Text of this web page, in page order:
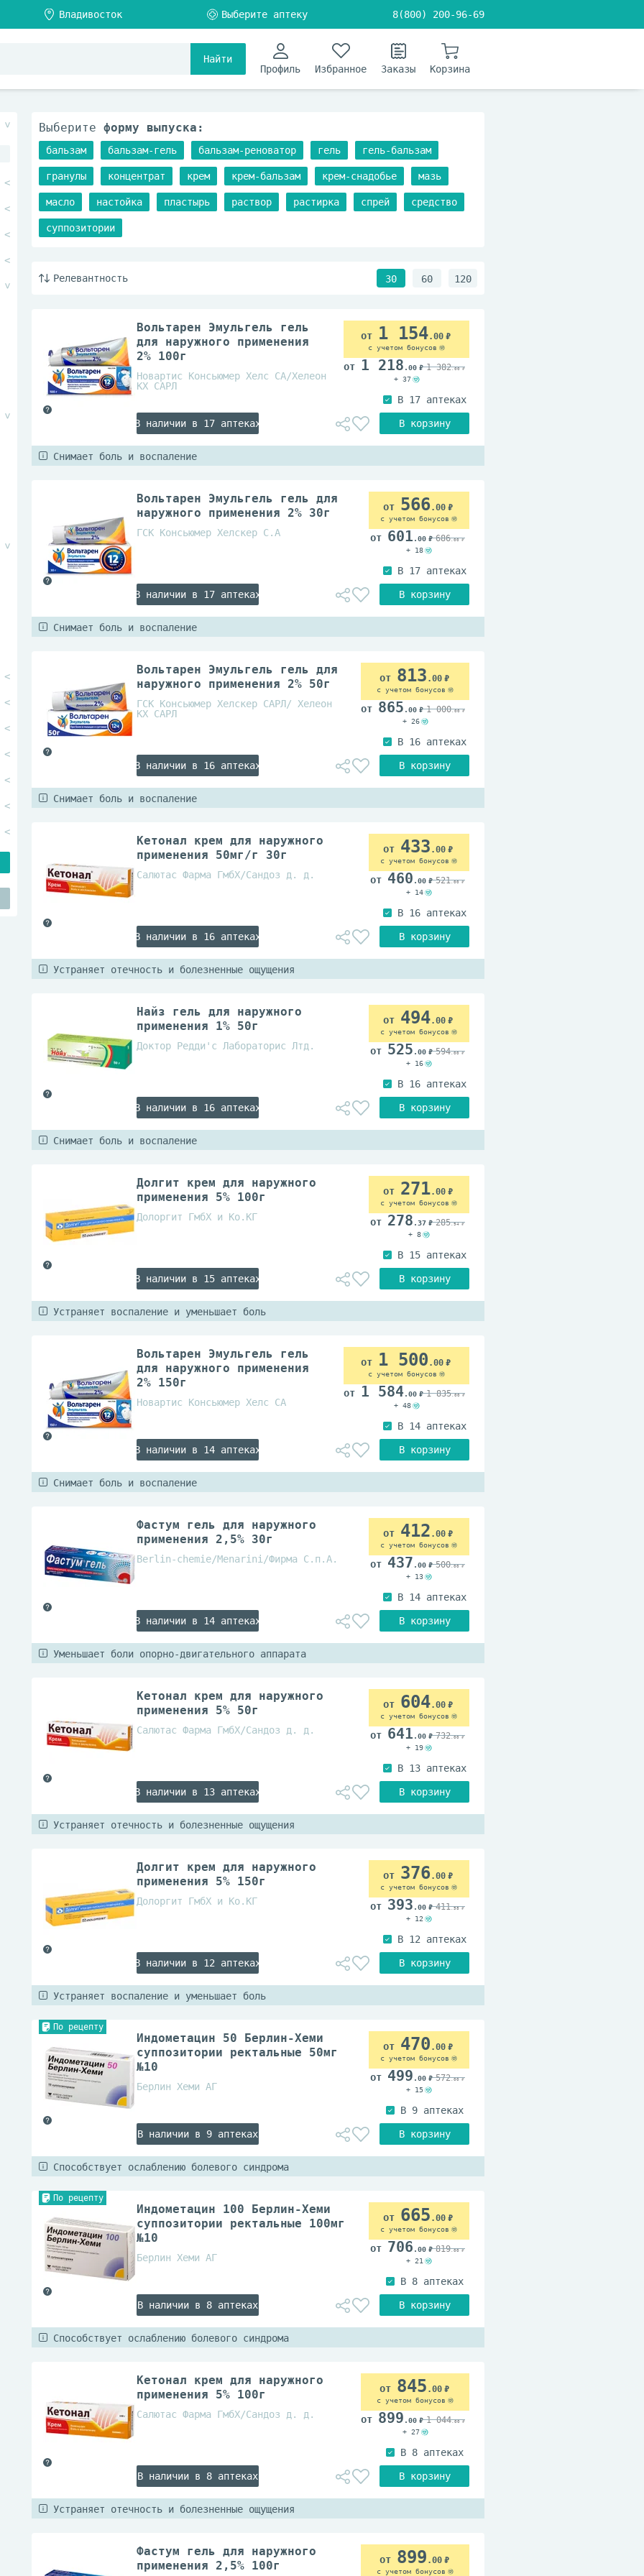
8(800) 200-96-69
Найти
Профиль
Избранное Заказы Корзина
Выберите форму выпуска:
бальзам бальзам-гель бальзам-реноватор гель гель-бальзам
гранулы концентрат крем крем-бальзам крем-снадобье мазь
масло настойка пластырь раствор растирка спрей средство
суппозитории
Релевантность 30 60 120
Вольтарен Эмульгель гель
для наружного применения
2% 100г
Новартис Консьюмер Хелс СА/Хелеон
КХ САРЛ
В наличии в 17 аптеках
1 154.00
с учетом бонусов
1 218 .00 1 382.00
+ 37
Снимает боль и воспаление
Вольтарен Эмульгель гель для
наружного применения 2% 30г
ГСК Консьюмер Хелскер С.А
В наличии в 17 аптеках
566.00
с учетом бонусов
601 .00 686.00
+ 18
Снимает боль и воспаление
Вольтарен Эмульгель гель для
наружного применения 2% 50г
ГСК Консьюмер Хелскер САРЛ/ Хелеон
КХ САРЛ
В наличии в 16 аптеках
813 .00
с учетом бонусов
865 .00 1 000.00
+ 26
Снимает боль и воспаление
Кетонал крем для наружного
применения 50мг/г 30г
Салютас Фарма ГмбХ/Сандоз д. д.
В наличии в 16 аптеках
433 .00
с учетом бонусов
460 .00 521.00
+ 14
Устраняет отечность и болезненные ощущения
Найз гель для наружного
применения 1% 50г
Доктор Редди'с Лабораторис Лтд.
В наличии в 16 аптеках
494.00
с учетом бонусов
525 .00 594.00
+ 16
Снимает боль и воспаление
Долгит крем для наружного
применения 5% 100г
Долоргит ГмбХ и Ко.КГ
В наличии в 15 аптеках
271.00
с учетом бонусов
278 .37 285.94
+ 8
Устраняет воспаление и уменьшает боль
Вольтарен Эмульгель гель
для наружного применения
2% 150г
Новартис Консьюмер Хелс СА
В наличии в 14 аптеках
1 500 .00
с учетом бонусов
1 584.00 1 835.00
+ 48
Снимает боль и воспаление
Фастум гель для наружного
применения 2,5% 30г
Berlin-chemie/Menarini/Фирма С.п.А.
В наличии в 14 аптеках
412 .00
с учетом бонусов
437 .00 500.00
+ 13
Уменьшает боли опорно-двигательного аппарата
Кетонал крем для наружного
применения 5% 50г
Салютас Фарма ГмбХ/Сандоз д. д.
В наличии в 13 аптеках
604.00
с учетом бонусов
641 .00 732.00
+ 19
Устраняет отечность и болезненные ощущения
Долгит крем для наружного
применения 5% 150г
Долоргит ГмбХ и Ко.КГ
В наличии в 12 аптеках
376.00
с учетом бонусов
393 .00 411.58
+ 12
Устраняет воспаление и уменьшает боль
По рецепту
Индометацин 50 Берлин-Хеми
суппозитории ректальные 50мг
№10
Берлин Хеми АГ
В наличии в 9 аптеках
470 .00
с учетом бонусов
499 .00 572.00
+ 15
Способствует ослаблению болевого синдрома
По рецепту
Индометацин 100 Берлин-Хеми
суппозитории ректальные 100мг
№10
Берлин Хеми АГ
В наличии в 8 аптеках
665 .00
с учетом бонусов
706 .00 819.00
+ 21
Способствует ослаблению болевого синдрома
Кетонал крем для наружного
применения 5% 100г
Салютас Фарма ГмбХ/Сандоз д. д.
В наличии в 8 аптеках
845 .00
с учетом бонусов
899 .00 1 044.00
+ 27
Устраняет отечность и болезненные ощущения
Фастум гель для наружного
применения 2,5% 100г
899 .00
с учетом бонусов